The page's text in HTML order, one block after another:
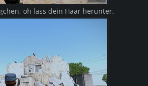
oh lass dein Haar herunter.